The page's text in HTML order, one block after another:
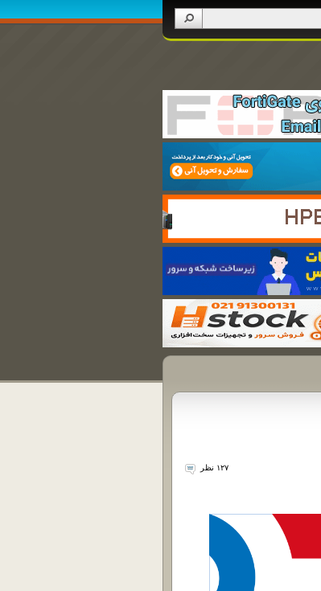
۱۲۷ نظر